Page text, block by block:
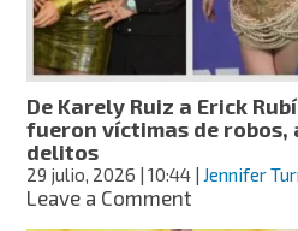
De Karely Ruiz a Erick
fueron víctimas de
delitos
29 julio, 2026 | 10:44 | Jennifer
Leave a Commenton